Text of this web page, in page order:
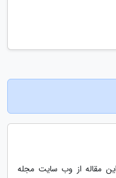
مقاله از وب سایت مجله